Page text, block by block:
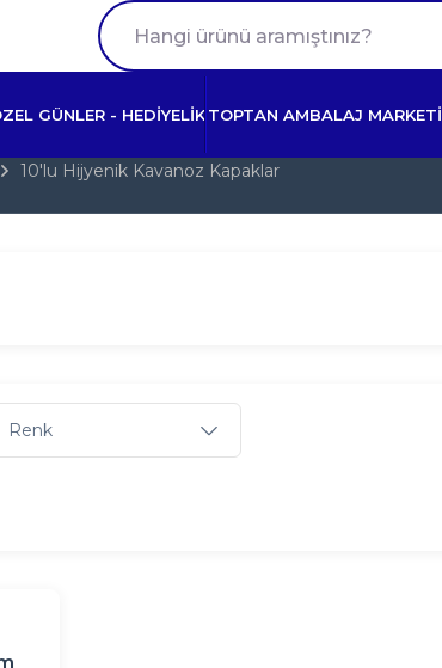
GÜNLER - HEDİYELİK TOPTAN AMBALAJ MARKETİ
10'lu Hijyenik Kavanoz Kapaklar
Renk